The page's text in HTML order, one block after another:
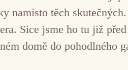
namísto těch
Sice jsme ho tu již
domě do pohodlného